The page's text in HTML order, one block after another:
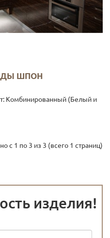
ШПОН
Комбинированный (Белый и
с 1 по 3 из 3 (всего 1 страниц)
изделия!